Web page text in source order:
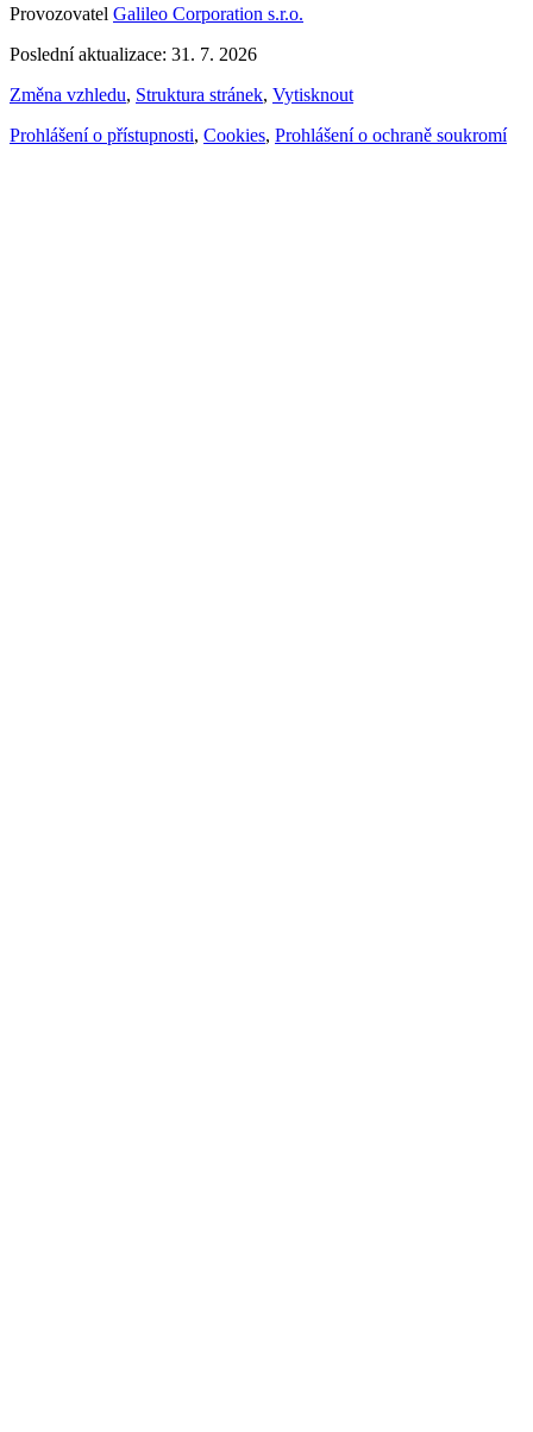
Provozovatel Galileo Corporation s.r.o.
Poslední aktualizace: 31. 7. 2026
Změna vzhledu, Struktura stránek, Vytisknout
Prohlášení o přístupnosti, Cookies, Prohlášení o ochraně soukromí